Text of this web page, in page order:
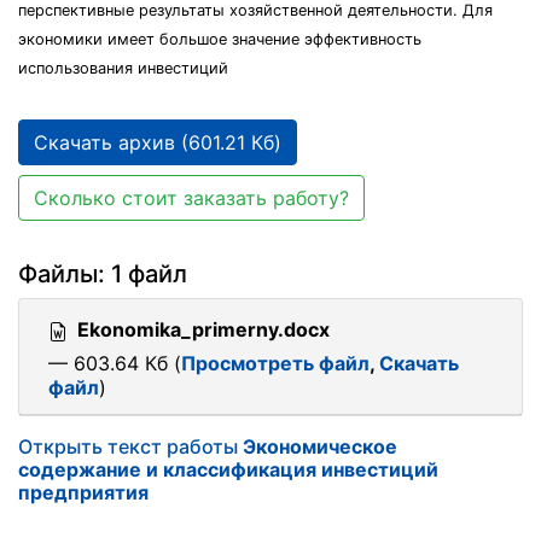
перспективные результаты хозяйственной деятельности. Для
экономики имеет большое значение эффективность
использования инвестиций
Скачать архив (601.21 Кб)
Сколько стоит заказать работу?
Файлы: 1 файл
Ekonomika_primerny.docx
— 603.64 Кб (Просмотреть файл, Скачать
файл)
Открыть текст работы Экономическое
содержание и классификация инвестиций
предприятия